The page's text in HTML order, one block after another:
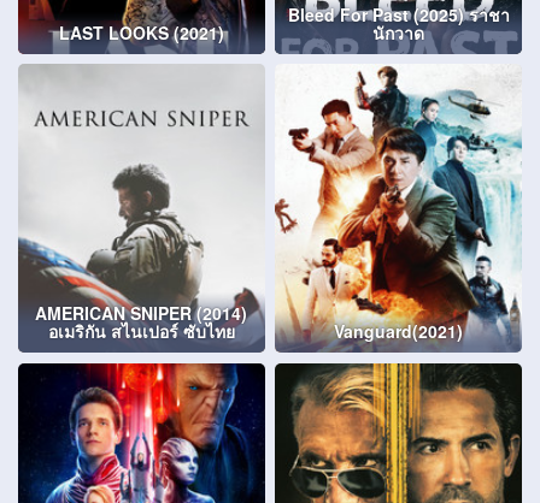
LAST LOOKS (2021)
Bleed For Past (2025) ราชา
นักวาด
AMERICAN SNIPER (2014)
อเมริกัน สไนเปอร์ ซับไทย Vanguard(2021)